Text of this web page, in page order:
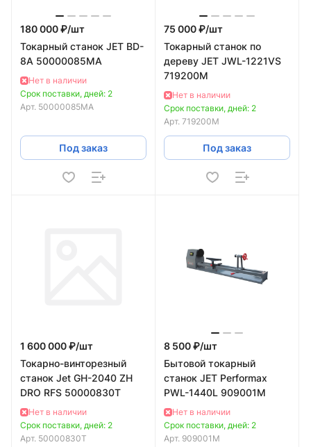
180 000 ₽/шт
Токарный станок JET BD-
8A 50000085MA
Нет в наличии
Срок поставки, дней: 2
Арт. 50000085MA
Под заказ
75 000 ₽/шт
Токарный станок по
дереву JET JWL-1221VS
719200M
Нет в наличии
Срок поставки, дней: 2
Арт. 719200M
Под заказ
1 600 000 ₽/шт
Токарно-винторезный
станок Jet GH-2040 ZH
DRO RFS 50000830T
Нет в наличии
Срок поставки, дней: 2
Арт. 50000830T
8 500 ₽/шт
Бытовой токарный
станок JET Performax
PWL-1440L 909001M
Нет в наличии
Срок поставки, дней: 2
Арт. 909001M